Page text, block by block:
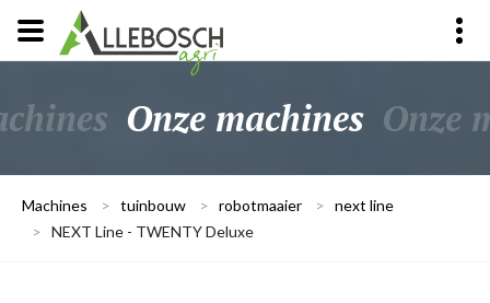
Onze machines Onze
Machines > tuinbouw > robotmaaier > next line
> NEXT Line - TWENTY Deluxe